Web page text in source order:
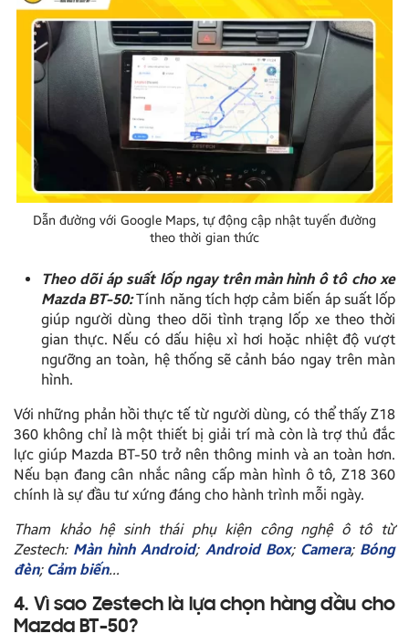
Dẫn đường với Google Maps, tự động cập nhật tuyến đường
theo thời gian thức
Theo dõi áp suất lốp ngay trên màn hình ô tô cho xe
Mazda BT-50:Tính năng tích hợp cảm biến áp suất lốp
giúp người dùng theo dõi tình trạng lốp xe theo thời
gian thực. Nếu có dấu hiệu xì hơi hoặc nhiệt độ vượt
ngưỡng an toàn, hệ thống sẽ cảnh báo ngay trên màn
hình.
Với những phản hồi thực tế từ người dùng, có thể thấy Z18
360 không chỉ là một thiết bị giải trí mà còn là trợ thủ đắc
lực giúp Mazda BT-50 trở nên thông minh và an toàn hơn.
Nếu bạn đang cân nhắc nâng cấp màn hình ô tô, Z18 360
chính là sự đầu tư xứng đáng cho hành trình mỗi ngày.
Tham khảo hệ sinh thái phụ kiện công nghệ ô tô từ
Zestech: Màn hình Android; Android Box; Camera; Bóng
đèn; Cảm biến…
4. Vì sao Zestech là lựa chọn hàng đầu cho
Mazda BT-50?